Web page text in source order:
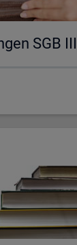
SGB III